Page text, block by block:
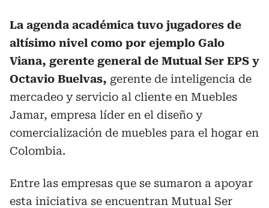
La agenda académica tuvo jugadores de
altísimo nivel como por ejemplo Galo
Viana, gerente general de Mutual Ser EPS y
Octavio Buelvas, gerente de inteligencia de
mercadeo y servicio al cliente en Muebles
Jamar, empresa líder en el diseño y
comercialización de muebles para el hogar en
Colombia.
Entre las empresas que se sumaron a apoyar
esta iniciativa se encuentran Mutual Ser